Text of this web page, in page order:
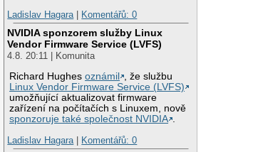
Ladislav Hagara
Komentářů: 0
NVIDIA sponzorem služby Linux
Vendor Firmware Service (LVFS)
4.8. 20:11 | Komunita
Richard Hughesoznámil
, že službu
Linux Vendor Firmware Service (LVFS)
umožňující aktualizovat firmware
zařízení na počítačích s Linuxem, nově
sponzoruje také společnost NVIDIA .
Ladislav Hagara | Komentářů: 0